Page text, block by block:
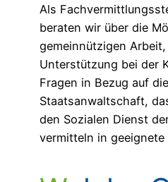
Als
beraten wir über die
gemeinnützigen
Unterstützung bei der
Fragen in Bezug auf die
Staatsanwaltschaft,
den Sozialen Dienst
vermitteln in geeignete